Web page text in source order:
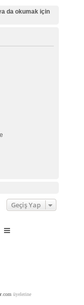
da okumak için
Geçiş Yap
.com üyelerine